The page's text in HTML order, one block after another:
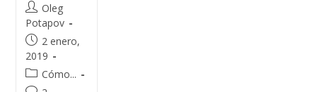
Oleg
Potapov
2 enero,
2019
Cómo...